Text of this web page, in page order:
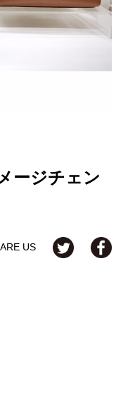
ージチェン
US